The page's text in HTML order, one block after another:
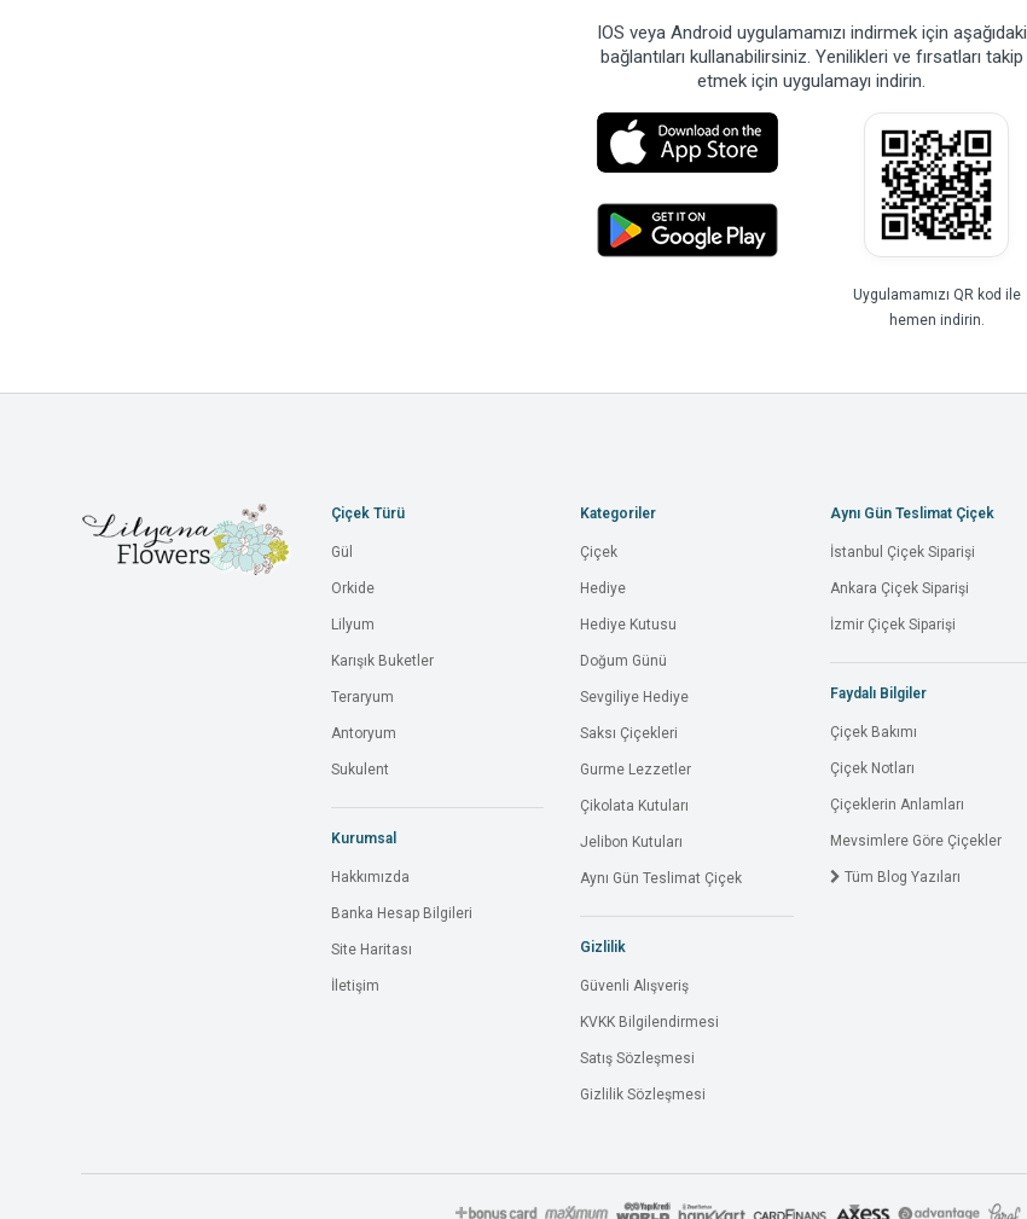
IOS veya Android uygulamamızı indirmek için aşağıdaki
bağlantıları kullanabilirsiniz. Yenilikleri ve fırsatları takip
etmek için uygulamayı indirin.
Uygulamamızı QR kod ile
hemen indirin.
Çiçek Türü
Gül
Orkide
Lilyum
Karışık Buketler
Teraryum
Antoryum
Sukulent
Kurumsal
Hakkımızda
Banka Hesap Bilgileri
Site Haritası
İletişim
Kategoriler
Çiçek
Hediye
Hediye Kutusu
Doğum Günü
Sevgiliye Hediye
Saksı Çiçekleri
Gurme Lezzetler
Çikolata Kutuları
Jelibon Kutuları
Aynı Gün Teslimat Çiçek
Gizlilik
Güvenli Alışveriş
KVKK Bilgilendirmesi
Satış Sözleşmesi
Gizlilik Sözleşmesi
Aynı Gün Teslimat Çiçek
İstanbul Çiçek Siparişi
Ankara Çiçek Siparişi
İzmir Çiçek Siparişi
Faydalı Bilgiler
Çiçek Bakımı
Çiçek Notları
Çiçeklerin Anlamları
Mevsimlere Göre Çiçekler
Tüm Blog Yazıları